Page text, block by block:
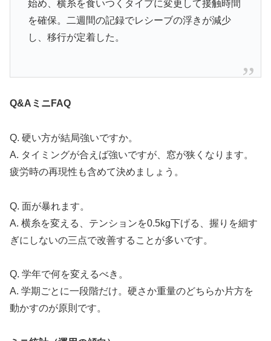
始め、横糸を食いつくタイプに変更して接触時間
を確保。二週間の記録でレシーブの浮きが減少
し、移行が定着した。
Q&AミニFAQ
Q. 硬い方が結局強いですか。
A. タイミングが合えば強いですが、窓が狭くなります。
疲労時の再現性も含めて決めましょう。
Q. 面が暴れます。
A. 横糸を変える、テンションを0.5kg下げる、握りを細す
ぎにしないの三点で改善することが多いです。
Q. 学年で何を変えるべき。
A. 学期ごとに一段階だけ。硬さか重量のどちらか片方を
動かすのが原則です。